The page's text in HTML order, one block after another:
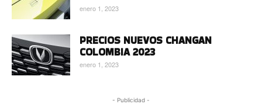
enero 1, 2023
PRECIOS NUEVOS CHANGAN
COLOMBIA 2023
enero 1, 2023
- Publicidad -